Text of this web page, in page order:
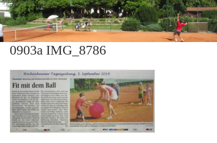
TC Hockenheim
0903a IMG_8786